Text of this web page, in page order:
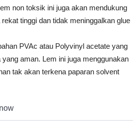
non toksik ini juga akan mendukung
tinggi dan tidak meninggalkan glue
PVAc atau Polyvinyl acetate yang
aman. Lem ini juga menggunakan
tak akan terkena paparan solvent